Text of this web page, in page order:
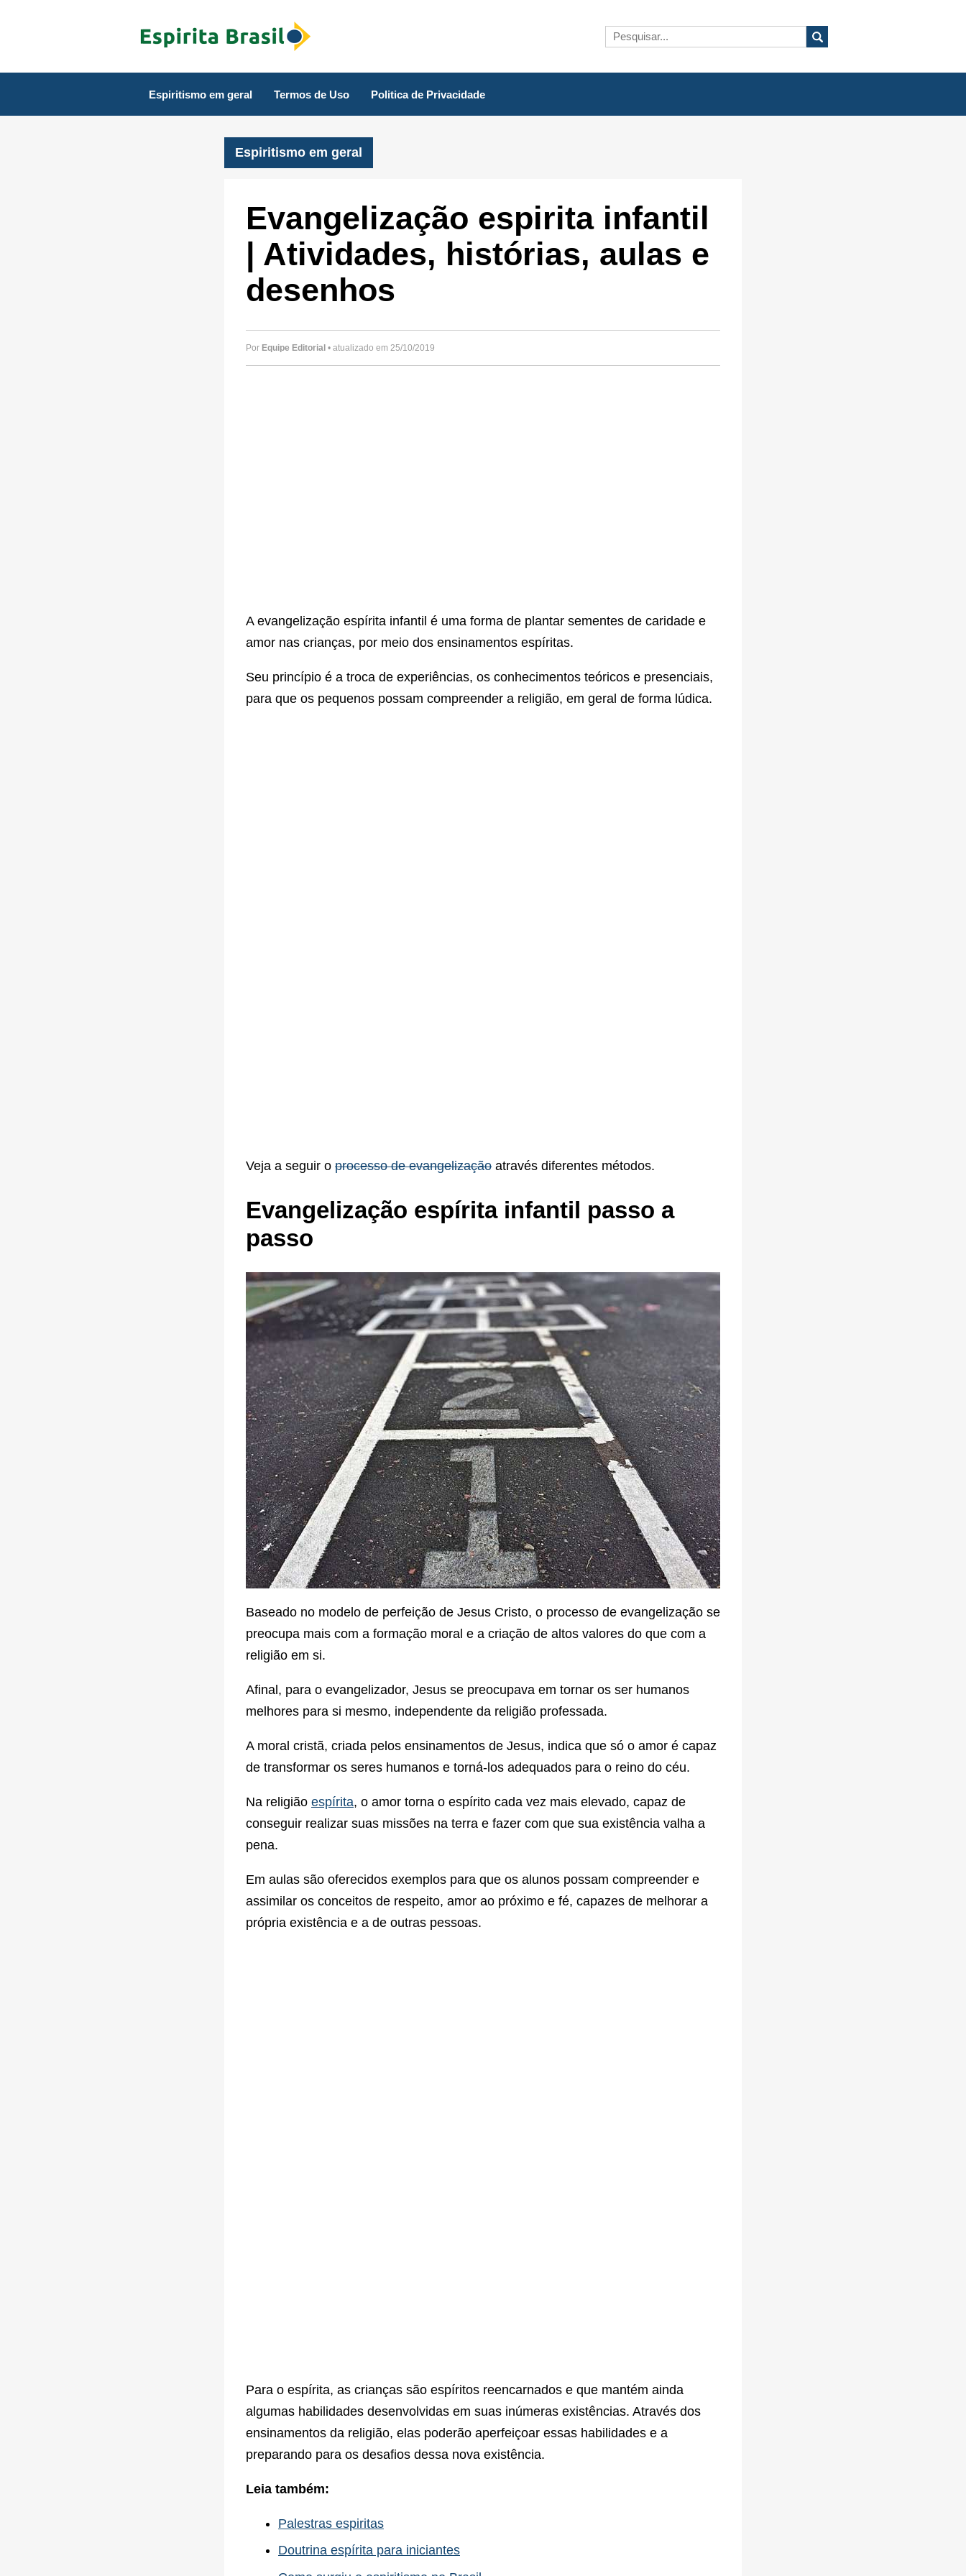
Espiritismo em geral Termos de Uso Politica de Privacidade
Espiritismo em geral
Evangelização espirita infantil
| Atividades, histórias, aulas e
desenhos
Por Equipe Editorial • atualizado em 25/10/2019
A evangelização espírita infantil é uma forma de plantar sementes de caridade e
amor nas crianças, por meio dos ensinamentos espíritas.
Seu princípio é a troca de experiências, os conhecimentos teóricos e presenciais,
para que os pequenos possam compreender a religião, em geral de forma lúdica.
Veja a seguir o processo de evangelização através diferentes métodos.
Evangelização espírita infantil passo a
passo
Baseado no modelo de perfeição de Jesus Cristo, o processo de evangelização se
preocupa mais com a formação moral e a criação de altos valores do que com a
religião em si.
Afinal, para o evangelizador, Jesus se preocupava em tornar os ser humanos
melhores para si mesmo, independente da religião professada.
A moral cristã, criada pelos ensinamentos de Jesus, indica que só o amor é capaz
de transformar os seres humanos e torná-los adequados para o reino do céu.
Na religião espírita, o amor torna o espírito cada vez mais elevado, capaz de
conseguir realizar suas missões na terra e fazer com que sua existência valha a
pena.
Em aulas são oferecidos exemplos para que os alunos possam compreender e
assimilar os conceitos de respeito, amor ao próximo e fé, capazes de melhorar a
própria existência e a de outras pessoas.
Para o espírita, as crianças são espíritos reencarnados e que mantém ainda
algumas habilidades desenvolvidas em suas inúmeras existências. Através dos
ensinamentos da religião, elas poderão aperfeiçoar essas habilidades e a
preparando para os desafios dessa nova existência.
Leia também:
Palestras espiritas
Doutrina espírita para iniciantes